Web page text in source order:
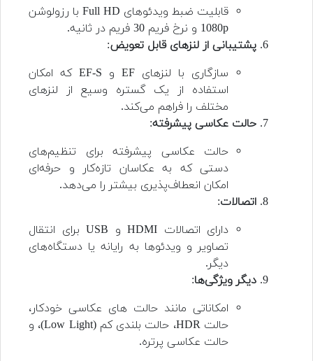
قابلیت ضبط ویدئوهای Full HD با رزولوشن
1080p و نرخ فریم 30 فریم در ثانیه.
پشتیبانی از لنزهای قابل تعویض:
سازگاری با لنزهای EF و EF-S که امکان
استفاده از یک گستره وسیع از لنزهای
مختلف را فراهم می‌کند.
حالت عکاسی پیشرفته:
حالت عکاسی پیشرفته برای تنظیم‌های
دستی که به عکاسان تازه‌کار و حرفه‌ای
امکان انعطاف‌پذیری بیشتر را می‌دهد.
اتصالات:
دارای اتصالات HDMI و USB برای انتقال
تصاویر و ویدئوها به رایانه یا دستگاه‌های
دیگر.
دیگر ویژگی‌ها:
امکاناتی مانند حالت های عکاسی خودکار،
حالت HDR، حالت بلندی کم (Low Light)، و
حالت عکاسی پرتره.